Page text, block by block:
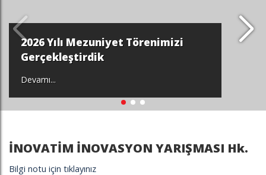
2026 Yılı Mezuniyet Törenimizi
Gerçekleştirdik
Devamı...
İNOVATİM İNOVASYON YARIŞMASI Hk.
Bilgi notu için tıklayınız